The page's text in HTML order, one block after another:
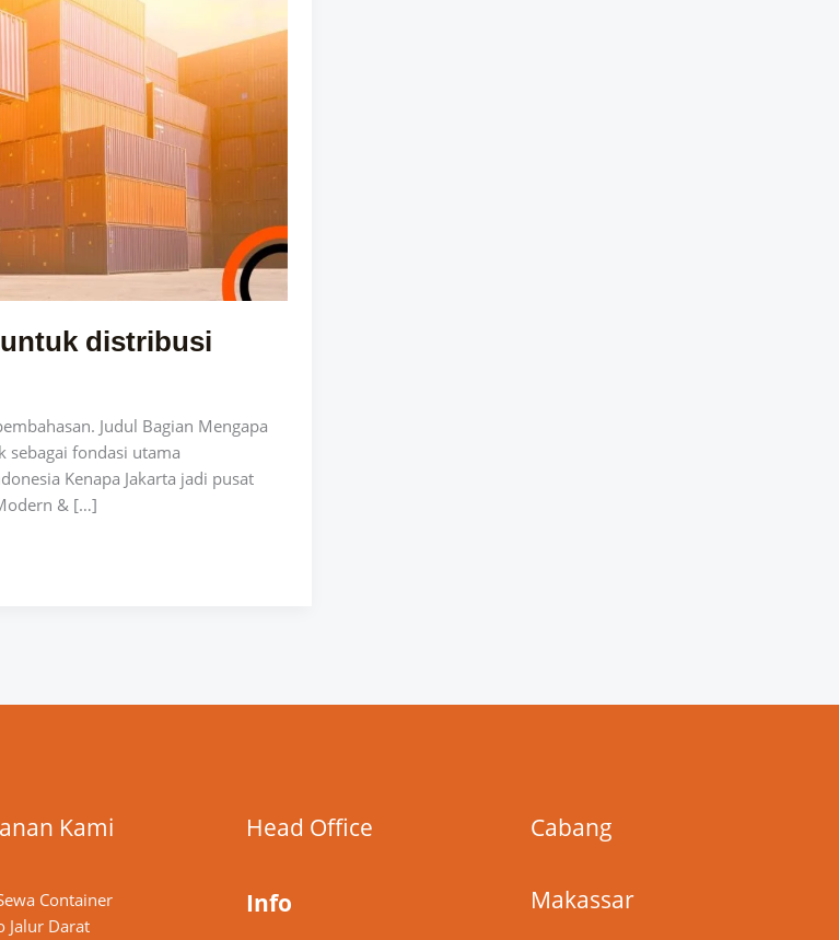
distribusi
Judul Bagian Mengapa
sebagai fondasi utama
Kenapa Jakarta jadi pusat
& […]
Kami
Container
Jalur Darat
Head Office
Info
Cabang
Makassar